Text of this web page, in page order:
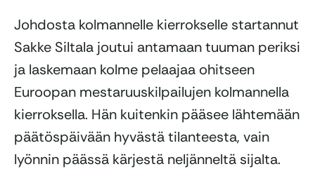
Johdosta kolmannelle kierrokselle startannut
Sakke Siltala joutui antamaan tuuman periksi
ja laskemaan kolme pelaajaa ohitseen
Euroopan mestaruuskilpailujen kolmannella
kierroksella. Hän kuitenkin pääsee lähtemään
päätöspäivään hyvästä tilanteesta, vain
lyönnin päässä kärjestä neljänneltä sijalta.